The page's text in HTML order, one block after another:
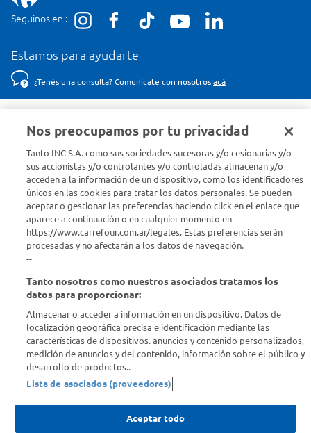
Seguinos en :
Estamos para ayudarte
¿Tenés una consulta? Comunicate con nosotros acá
Conocenos
Info útil
Comprá Online
Dejanos tu mail para recibir todas las ofertas y promociones antes
que nadie.
Provincia
Nos preocupamos por tu privacidad
Tanto INC S.A. como sus sociedades sucesoras y/o cesionarias y/o
sus accionistas y/o controlantes y/o controladas almacenan y/o
acceden a la información de un dispositivo, como los identificadores
únicos en las cookies para tratar los datos personales. Se pueden
aceptar o gestionar las preferencias haciendo click en el enlace que
aparece a continuación o en cualquier momento en
https://www.carrefour.com.ar/legales. Estas preferencias serán
procesadas y no afectarán a los datos de navegación.
--
Tanto nosotros como nuestros asociados tratamos los
datos para proporcionar:
Almacenar o acceder a información en un dispositivo. Datos de
localización geográfica precisa e identificación mediante las
características de dispositivos. anuncios y contenido personalizados,
medición de anuncios y del contenido, información sobre el público y
desarrollo de productos..
Lista de asociados (proveedores)
Aceptar todo